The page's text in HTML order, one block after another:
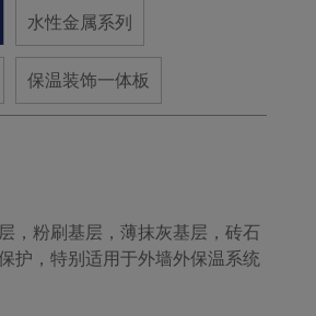
水性金属系列
保温装饰一体板
，粉刷基层，薄抹灰基层，砖石
护，特别适用于外墙外保温系统